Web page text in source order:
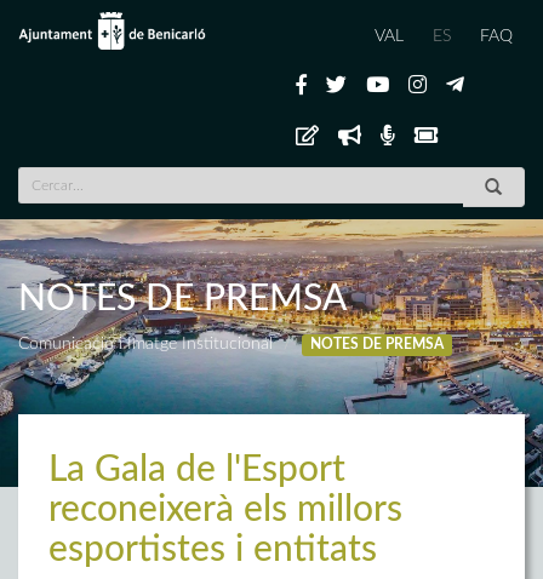
VAL ES FAQ
NOTES DE PREMSA
Comunicació i Imatge Institucional NOTES DE PREMSA
La Gala de l'Esport
reconeixerà els millors
esportistes i entitats